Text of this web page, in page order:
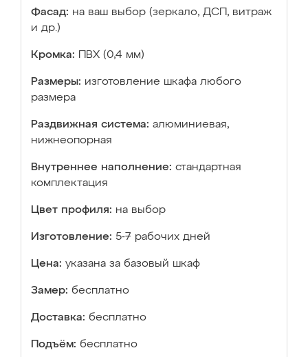
Фасад: на ваш выбор (зеркало, ДСП, витраж
и др.)
Кромка: ПВХ (0,4 мм)
Размеры: изготовление шкафа любого
размера
Раздвижная система: алюминиевая,
нижнеопорная
Внутреннее наполнение: стандартная
комплектация
Цвет профиля: на выбор
Изготовление: 5-7 рабочих дней
Цена: указана за базовый шкаф
Замер: бесплатно
Доставка: бесплатно
Подъём: бесплатно